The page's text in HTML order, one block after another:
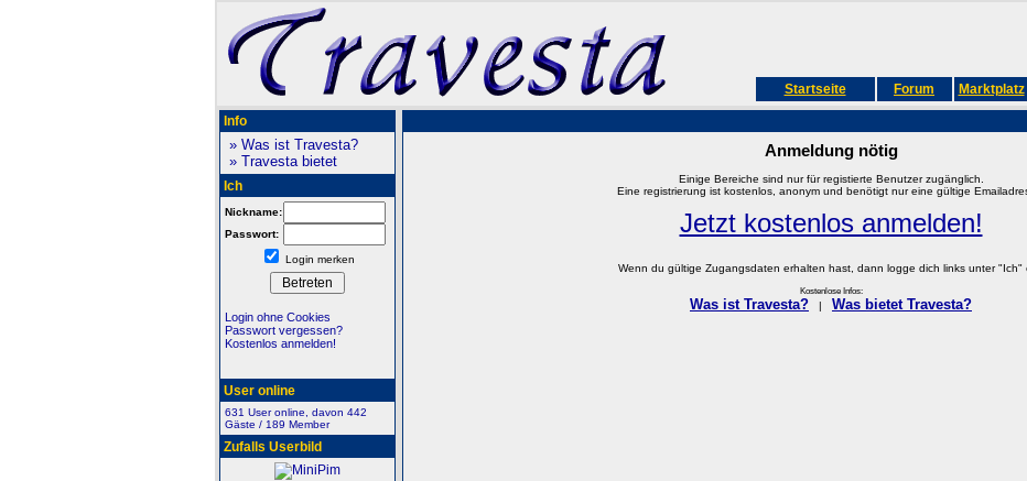
Startseite Forum Marktplatz
Info
» Was ist Travesta?
» Travesta bietet
Ich
Nickname:
Passwort:
Login merken
Login ohne Cookies
Passwort vergessen?
Kostenlos anmelden!
User online
631 User online, davon 442
Gäste / 189 Member
Zufalls Userbild
Anmeldung nötig
Einige Bereiche sind nur für registierte Benutzer zugänglich.
Eine registrierung ist kostenlos, anonym und benötigt nur eine gültige
Jetzt kostenlos anmelden!
Wenn du gültige Zugangsdaten erhalten hast, dann logge dich links unter "Ich"
Kostenlose Infos:
Was ist Travesta? Was bietet Travesta?